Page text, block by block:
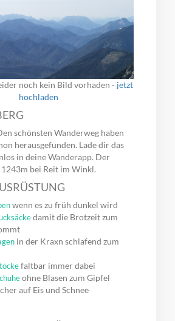
noch kein Bild vorhaden - jetzt
hochladen
schönsten Wanderweg haben
herausgefunden. Lade dir das
in deine Wanderapp. Der
bei Reit im Winkl.
wenn es zu früh dunkel wird
damit die Brotzeit zum
in der Kraxn schlafend zum
faltbar immer dabei
ohne Blasen zum Gipfel
auf Eis und Schnee